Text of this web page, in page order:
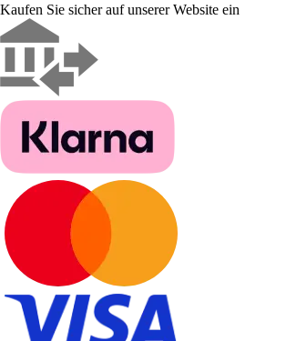
Kaufen Sie sicher auf unserer Website ein